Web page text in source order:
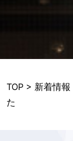
TOP > 新着情報
た